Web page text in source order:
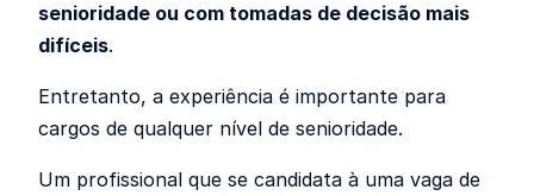
senioridade ou com tomadas de decisão mais
difíceis.
Entretanto, a experiência é importante para
cargos de qualquer nível de senioridade.
Um profissional que se candidata à uma vaga de